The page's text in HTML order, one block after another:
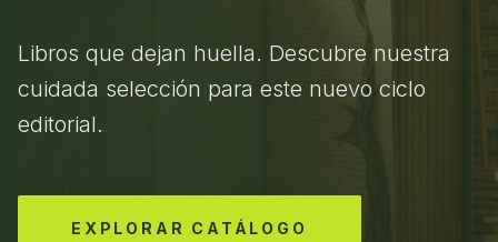
Libros que dejan huella. Descubre nuestra
cuidada selección para este nuevo ciclo
editorial.
EXPLORAR CATÁLOGO